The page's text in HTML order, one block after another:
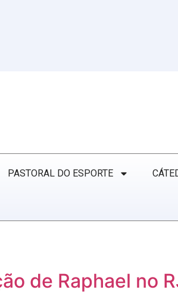
PASTORAL DO ESPORTE
de Raphael no